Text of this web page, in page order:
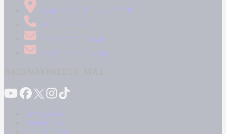
Δήμητρος 31 Ταύρος, 177 78
210 34 89 000
info@kontranews.gr
news@kontranews.gr
Καταγγελίες
Επικοινωνία
Όροι Χρήσης